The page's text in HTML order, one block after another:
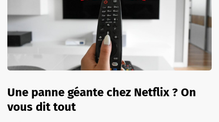
Une panne géante chez Netflix ? On
vous dit tout